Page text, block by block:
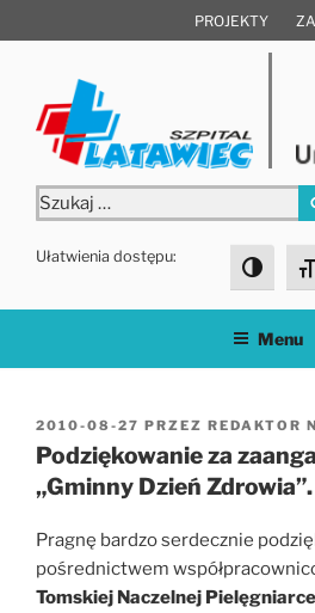
do
PROJEKTY
Szukaj:
Ułatwienia dostępu:
Toggle
Menu
OPUBLIKOWANE
W
2010-08-27 PRZEZ REDAKTOR
Podziękowanie za
„Gminny Dzień Zdrowia”.
Pragnę bardzo serdecznie
pośrednictwem
Tomskiej Naczelnej Pielęgniarce